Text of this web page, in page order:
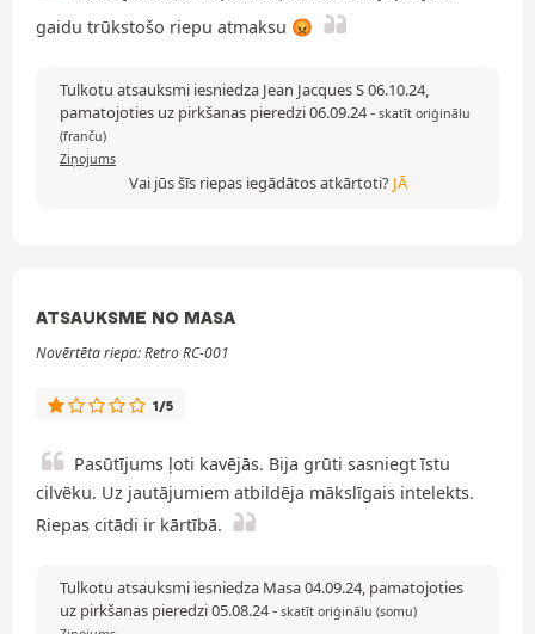
gaidu trūkstošo riepu atmaksu 😡
Tulkotu atsauksmi iesniedza Jean Jacques S 06.10.24,
pamatojoties uz pirkšanas pieredzi 06.09.24- skatīt oriģinālu
(franču)
Ziņojums
Vai jūs šīs riepas iegādātos atkārtoti? JĀ
ATSAUKSME NO MASA
Novērtēta riepa: Retro RC-001
1/5
Pasūtījums ļoti kavējās. Bija grūti sasniegt īstu
cilvēku. Uz jautājumiem atbildēja mākslīgais intelekts.
Riepas citādi ir kārtībā.
Tulkotu atsauksmi iesniedza Masa 04.09.24, pamatojoties
uz pirkšanas pieredzi 05.08.24- skatīt oriģinālu (somu)